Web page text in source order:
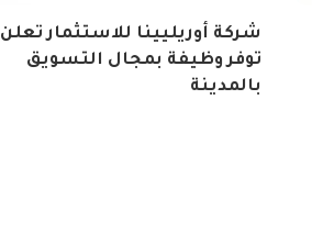
شركة أوريليينا للاستثمار تعلن
توفر وظيفة بمجال التسويق
بالمدينة